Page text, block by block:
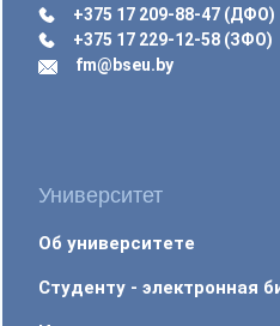
+375 17 209-88-47 (ДФО)
+375 17 229-12-58 (ЗФО)
fm@bseu.by
Университет
Об университете
Студенту - электронная